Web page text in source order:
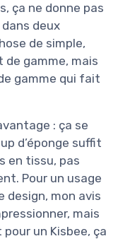
ça ne donne pas
dans deux
de simple,
de gamme, mais
gamme qui fait
: ça se
d’éponge suffit
en tissu, pas
Pour un usage
design, mon avis
mais
un Kisbee, ça